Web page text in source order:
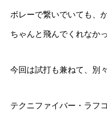
ボレーで繋いでいても、
ちゃんと飛んでくれなか
今回は試打も兼ねて、別
テクニファイバー・ラフ